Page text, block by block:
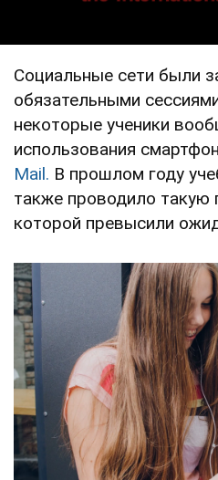
Социальные сети были
обязательными
некоторые ученики
использования
Mail. В прошлом году
также проводило такую
которой превысили